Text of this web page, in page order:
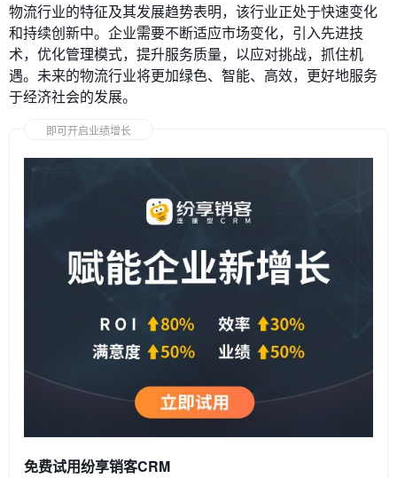
物流行业的特征及其发展趋势表明，该行业正处于快速变化
和持续创新中。企业需要不断适应市场变化，引入先进技
术，优化管理模式，提升服务质量，以应对挑战，抓住机
遇。未来的物流行业将更加绿色、智能、高效，更好地服务
于经济社会的发展。
即可开启业绩增长
免费试用纷享销客CRM